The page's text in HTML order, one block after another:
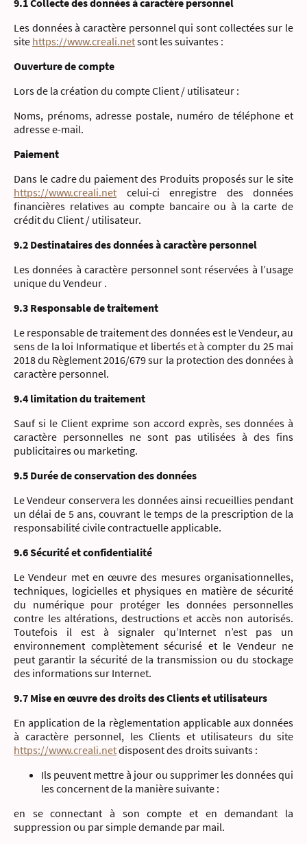
9.1 Collecte des données à caractère personnel
Les données à caractère personnel qui sont collectées sur le
site https://www.creali.netsont les suivantes :
Ouverture de compte
Lors de la création du compte Client / utilisateur :
Noms, prénoms, adresse postale, numéro de téléphone et
adresse e-mail.
Paiement
Dans le cadre du paiement des Produits proposés sur le site
https://www.creali.net celui-ci enregistre des données
financières relatives au compte bancaire ou à la carte de
crédit du Client / utilisateur.
9.2 Destinataires des données à caractère personnel
Les données à caractère personnel sont réservées à l’usage
unique du Vendeur .
9.3 Responsable de traitement
Le responsable de traitement des données est le Vendeur, au
sens de la loi Informatique et libertés et à compter du 25 mai
2018 du Règlement 2016/679 sur la protection des données à
caractère personnel.
9.4 limitation du traitement
Sauf si le Client exprime son accord exprès, ses données à
caractère personnelles ne sont pas utilisées à des fins
publicitaires ou marketing.
9.5 Durée de conservation des données
Le Vendeur conservera les données ainsi recueillies pendant
un délai de 5 ans, couvrant le temps de la prescription de la
responsabilité civile contractuelle applicable.
9.6 Sécurité et confidentialité
Le Vendeur met en œuvre des mesures organisationnelles,
techniques, logicielles et physiques en matière de sécurité
du numérique pour protéger les données personnelles
contre les altérations, destructions et accès non autorisés.
Toutefois il est à signaler qu’Internet n’est pas un
environnement complètement sécurisé et le Vendeur ne
peut garantir la sécurité de la transmission ou du stockage
des informations sur Internet.
9.7 Mise en œuvre des droits des Clients et utilisateurs
En application de la règlementation applicable aux données
à caractère personnel, les Clients et utilisateurs du site
https://www.creali.netdisposent des droits suivants :
Ils peuvent mettre à jour ou supprimer les données qui
les concernent de la manière suivante :
en se connectant à son compte et en demandant la
suppression ou par simple demande par mail.